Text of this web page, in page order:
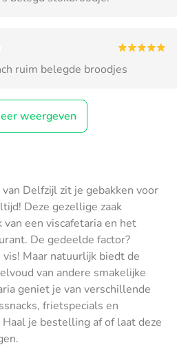
ruim belegde broodjes
weergeven
Delfzijl zit je gebakken voor
Deze gezellige zaak
een viscafetaria en het
De gedeelde factor?
Maar natuurlijk biedt de
van andere smakelijke
geniet je van verschillende
frietspecials en
je bestelling af of laat deze